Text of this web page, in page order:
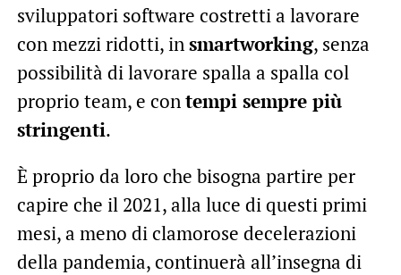
sviluppatori software costretti a lavorare
con mezzi ridotti, insmartworking, senza
possibilità di lavorare spalla a spalla col
proprio team, e contempi sempre più
stringenti.
È proprio da loro che bisogna partire per
capire che il 2021, alla luce di questi primi
mesi, a meno di clamorose decelerazioni
della pandemia, continuerà all’insegna di